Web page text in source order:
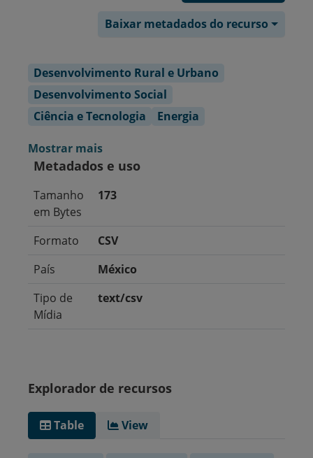
Baixar metadados do recurso
Desenvolvimento Rural e Urbano
Desenvolvimento Social
Ciência e Tecnologia
Energia
Mostrar mais
Metadados e uso
Tamanho
em Bytes
173
Formato
CSV
País
México
Tipo de
Mídia
text/csv
Explorador de recursos
Table View